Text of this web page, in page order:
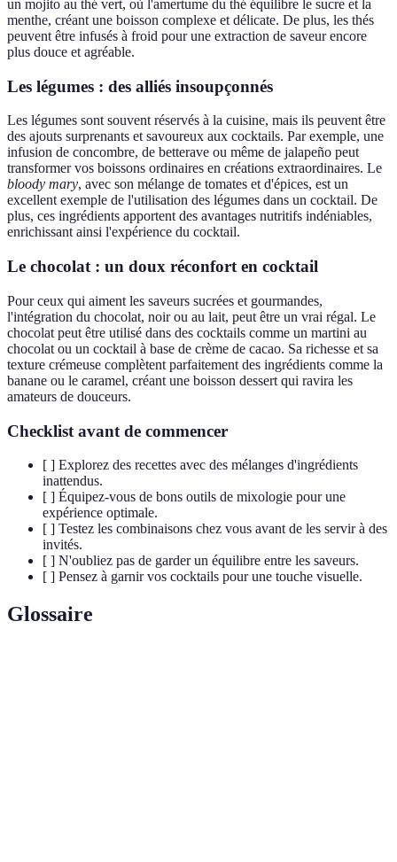
un mojito au thé vert, où l'amertume du thé équilibre le sucre et la
menthe, créant une boisson complexe et délicate. De plus, les thés
peuvent être infusés à froid pour une extraction de saveur encore
plus douce et agréable.
Les légumes : des alliés insoupçonnés
Les légumes sont souvent réservés à la cuisine, mais ils peuvent être
des ajouts surprenants et savoureux aux cocktails. Par exemple, une
infusion de concombre, de betterave ou même de jalapeño peut
transformer vos boissons ordinaires en créations extraordinaires. Le
bloody mary, avec son mélange de tomates et d'épices, est un
excellent exemple de l'utilisation des légumes dans un cocktail. De
plus, ces ingrédients apportent des avantages nutritifs indéniables,
enrichissant ainsi l'expérience du cocktail.
Le chocolat : un doux réconfort en cocktail
Pour ceux qui aiment les saveurs sucrées et gourmandes,
l'intégration du chocolat, noir ou au lait, peut être un vrai régal. Le
chocolat peut être utilisé dans des cocktails comme un martini au
chocolat ou un cocktail à base de crème de cacao. Sa richesse et sa
texture crémeuse complètent parfaitement des ingrédients comme la
banane ou le caramel, créant une boisson dessert qui ravira les
amateurs de douceurs.
Checklist avant de commencer
[ ] Explorez des recettes avec des mélanges d'ingrédients
inattendus.
[ ] Équipez-vous de bons outils de mixologie pour une
expérience optimale.
[ ] Testez les combinaisons chez vous avant de les servir à des
invités.
[ ] N'oubliez pas de garder un équilibre entre les saveurs.
[ ] Pensez à garnir vos cocktails pour une touche visuelle.
Glossaire